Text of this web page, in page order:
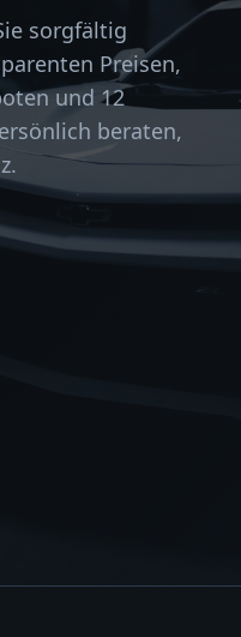
sorgfältig
Preisen,
und 12
beraten,